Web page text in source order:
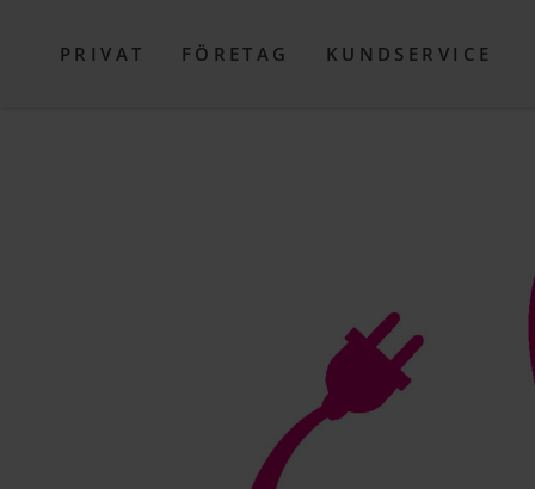
PRIVAT FÖRETAG KUNDSERVICE